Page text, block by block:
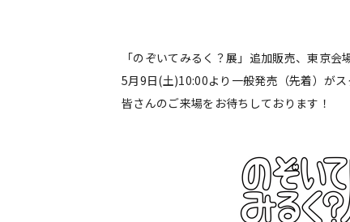
「のぞいてみるく？展」追加販売、東京会
5月9日(土)10:00より一般発売（先着）がス
皆さんのご来場をお待ちしております！